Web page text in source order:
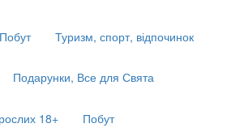
Побут Туризм, спорт, відпочинок
Подарунки, Все для Свята
18+ Побут